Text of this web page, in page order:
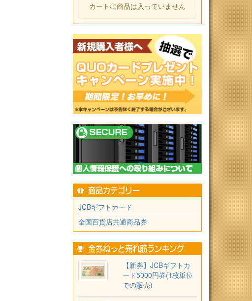
カートに商品は入っていません
商品カテゴリー
JCBギフトカード
全国百貨店共通商品券
金券ねっと売れ筋ランキング
【新券】JCBギフトカ
ード5000円券(1枚単位
での販売)